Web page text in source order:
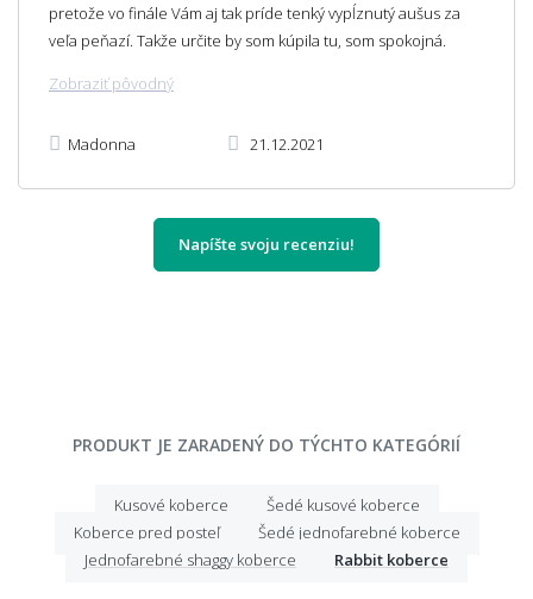
pretože vo finále Vám aj tak príde tenký vypĺznutý aušus za
veľa peňazí. Takže určite by som kúpila tu, som spokojná.
Zobraziť pôvodný
Madonna 21.12.2021
Napíšte svoju recenziu!
PRODUKT JE ZARADENÝ DO TÝCHTO KATEGÓRIÍ
Kusové koberce
Šedé kusové koberce
Koberce pred posteľ
Šedé jednofarebné koberce
Jednofarebné shaggy koberce
Rabbit koberce